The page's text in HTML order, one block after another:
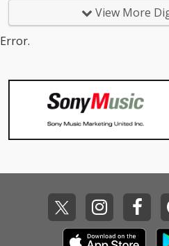
ラックが配信で登場。
作曲は『クロノ・トリ
ちの物語を語る楽曲を
緑の高原の風に乗せ
て。
View More
Error.